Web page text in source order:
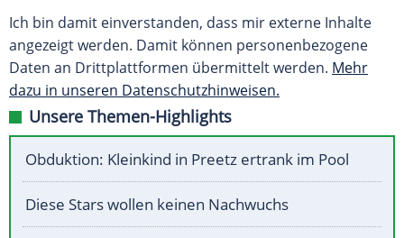
Ich bin damit einverstanden, dass mir externe Inhalte
angezeigt werden. Damit können personenbezogene
Daten an Drittplattformen übermittelt werden. Mehr
dazu in unseren Datenschutzhinweisen.
Unsere Themen-Highlights
Obduktion: Kleinkind in Preetz ertrank im Pool
Diese Stars wollen keinen Nachwuchs